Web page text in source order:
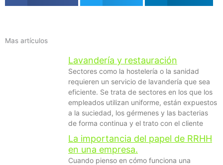
Mas artículos
Lavandería y restauración
Sectores como la hostelería o la sanidad
requieren un servicio de lavandería que sea
eficiente. Se trata de sectores en los que los
empleados utilizan uniforme, están expuestos
a la suciedad, los gérmenes y las bacterias
de forma continua y el trato con el cliente
La importancia del papel de RRHH
en una empresa.
Cuando pienso en cómo funciona una